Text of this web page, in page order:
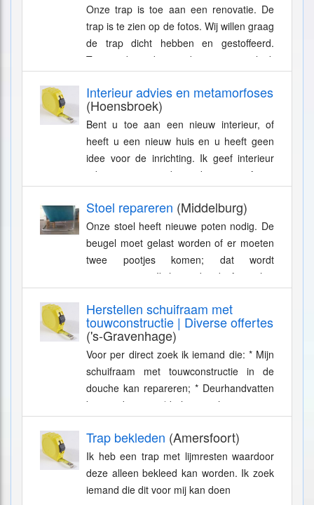
Onze trap is toe aan een renovatie. De
trap is te zien op de fotos. Wij willen graag
de trap dicht hebben en gestoffeerd.
Tussen de treden en de muur een plank
Interieur advies en metamorfoses
(Hoensbroek)
Bent u toe aan een nieuw interieur, of
heeft u een nieuw huis en u heeft geen
idee voor de inrichting. Ik geef interieur
advies op maat, doe ook metamorfoses
Stoel repareren (Middelburg)
Onze stoel heeft nieuwe poten nodig. De
beugel moet gelast worden of er moeten
twee pootjes komen; dat wordt
improviseren . Ik hoop dat de foto's het
Herstellen schuifraam met
touwconstructie | Diverse offertes
('s-Gravenhage)
Voor per direct zoek ik iemand die: * Mijn
schuifraam met touwconstructie in de
douche kan repareren; * Deurhandvatten
kan aanbrengen (de lange schroeven van
Trap bekleden (Amersfoort)
Ik heb een trap met lijmresten waardoor
deze alleen bekleed kan worden. Ik zoek
iemand die dit voor mij kan doen